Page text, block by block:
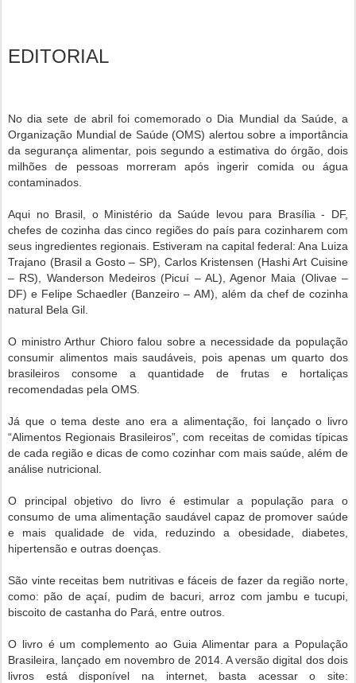
EDITORIAL
No dia sete de abril foi comemorado o Dia Mundial da Saúde, a
Organização Mundial de Saúde (OMS) alertou sobre a importância
da segurança alimentar, pois segundo a estimativa do órgão, dois
milhões de pessoas morreram após ingerir comida ou água
contaminados.
Aqui no Brasil, o Ministério da Saúde levou para Brasília - DF,
chefes de cozinha das cinco regiões do país para cozinharem com
seus ingredientes regionais. Estiveram na capital federal: Ana Luiza
Trajano (Brasil a Gosto – SP), Carlos Kristensen (Hashi Art Cuisine
– RS), Wanderson Medeiros (Picuí – AL), Agenor Maia (Olivae –
DF) e Felipe Schaedler (Banzeiro – AM), além da chef de cozinha
natural Bela Gil.
O ministro Arthur Chioro falou sobre a necessidade da população
consumir alimentos mais saudáveis, pois apenas um quarto dos
brasileiros consome a quantidade de frutas e hortaliças
recomendadas pela OMS.
Já que o tema deste ano era a alimentação, foi lançado o livro
“Alimentos Regionais Brasileiros”, com receitas de comidas típicas
de cada região e dicas de como cozinhar com mais saúde, além de
análise nutricional.
O principal objetivo do livro é estimular a população para o
consumo de uma alimentação saudável capaz de promover saúde
e mais qualidade de vida, reduzindo a obesidade, diabetes,
hipertensão e outras doenças.
São vinte receitas bem nutritivas e fáceis de fazer da região norte,
como: pão de açaí, pudim de bacuri, arroz com jambu e tucupi,
biscoito de castanha do Pará, entre outros.
O livro é um complemento ao Guia Alimentar para a População
Brasileira, lançado em novembro de 2014. A versão digital dos dois
livros está disponível na internet, basta acessar o site: